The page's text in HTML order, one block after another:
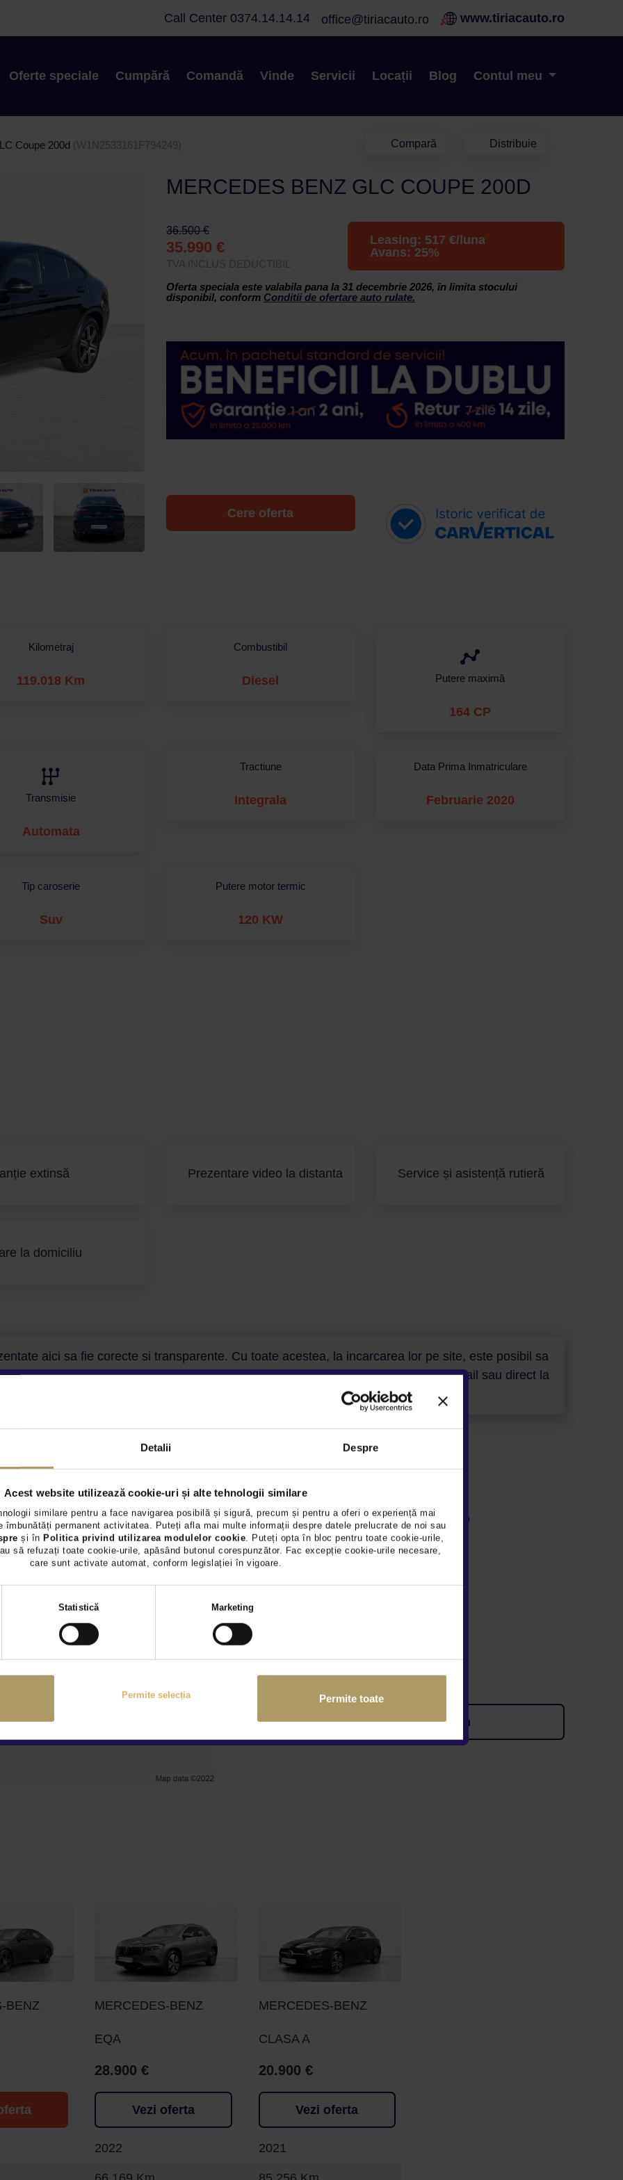
Detalii Despre
Acest website utilizează cookie-uri și alte tehnologii similare
similare pentru a face navigarea posibilă și sigură, precum și pentru a oferi o experiență mai
îmbunătăți permanent activitatea. Puteți afla mai multe informații despre datele prelucrate de noi sau
și în Politica privind utilizarea modulelor cookie. Puteți opta în bloc pentru toate cookie-urile,
să refuzați toate cookie-urile, apăsând butonul corespunzător. Fac excepție cookie-urile necesare,
care sunt activate automat, conform legislației în vigoare.
consimțământului
Statistică Marketing
Permite selecția Permite toate
Call Center 0374.14.14.14 office@tiriacauto.ro www.tiriacauto.ro
Oferte speciale Cumpără Comandă Vinde Servicii Locații Blog Contul meu
Coupe 200d (W1N2533161F794249) Compară Distribuie
MERCEDES BENZ GLC COUPE 200D
36.500 €
35.990 €
TVA INCLUS DEDUCTIBIL
Leasing: 517 €/luna
Avans: 25%
Oferta speciala este valabila pana la 31 decembrie 2026, în limita stocului
disponibil, conform Conditii de ofertare auto rulate.
Cere oferta
Kilometraj
119.018 Km
Combustibil
Diesel Putere maximă
164 CP
Transmisie
Automata
Tractiune
Integrala
Data Prima Inmatriculare
Februarie 2020
Tip caroserie
Suv
Putere motor termic
120 KW
extinsă Prezentare video la distanta Service și asistență rutieră
la domiciliu
aici sa fie corecte si transparente. Cu toate acestea, la incarcarea lor pe site, este posibil sa
nu ne asumam responsabilitatea. Va rugam sa ne contactati (pe site, telefonic, email sau direct la
va vor oferi toate detaliile necesare.
Adresă
Comuna Nicolae Balcescu, DN 2, km. 279
Program• Inchis
Luni - Vineri / 09:00 - 19:00
Sambata / 09:00 - 14:00
Duminica / Inchis
Detalii contact
autorulate.bacau@tiriacauto.ro
0374 141 414
Contactează showroom
BENZ MERCEDES-BENZ
EQA
28.900 €
Vezi oferta
2022
MERCEDES-BENZ
CLASA A
20.900 €
Vezi oferta
2021